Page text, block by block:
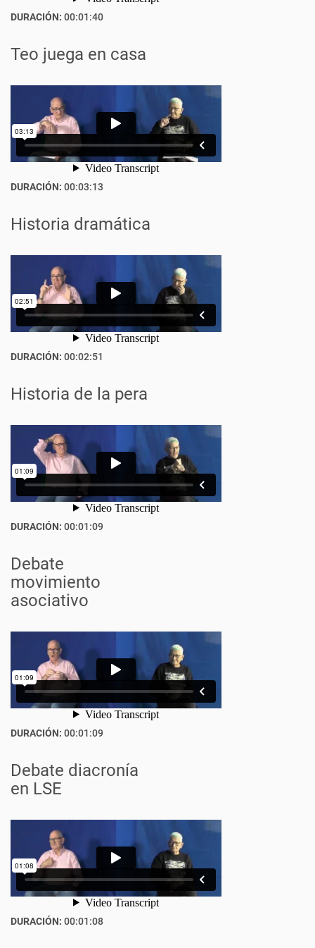
DURACIÓN: 00:01:40
Teo juega en casa
DURACIÓN: 00:03:13
Historia dramática
DURACIÓN: 00:02:51
Historia de la pera
DURACIÓN: 00:01:09
Debate
movimiento
asociativo
DURACIÓN: 00:01:09
Debate diacronía
en LSE
DURACIÓN: 00:01:08